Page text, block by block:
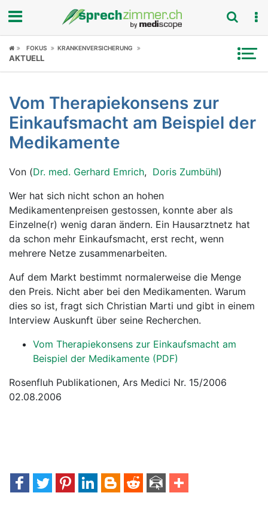
Fokus
Symptome
Untersuchungen
News
Ratgeber
Rubriken
FOKUS KRANKENVERSICHERUNG
AKTUELL
Vom Therapiekonsens zur
Einkaufsmacht am Beispiel der
Medikamente
Von (Dr. med. Gerhard Emrich, Doris Zumbühl)
Wer hat sich nicht schon an hohen
Medikamentenpreisen gestossen, konnte aber als
Einzelne(r) wenig daran ändern. Ein Hausarztnetz hat
da schon mehr Einkaufsmacht, erst recht, wenn
mehrere Netze zusammenarbeiten.
Auf dem Markt bestimmt normalerweise die Menge
den Preis. Nicht aber bei den Medikamenten. Warum
dies so ist, fragt sich Christian Marti und gibt in einem
Interview Auskunft über seine Recherchen.
Vom Therapiekonsens zur Einkaufsmacht am
Beispiel der Medikamente (PDF)
Rosenfluh Publikationen, Ars Medici Nr. 15/2006
02.08.2006